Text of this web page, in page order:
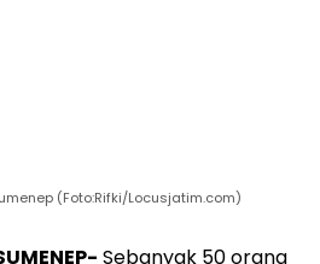
(Foto:Rifki/Locusjatim.com)
Sebanyak 50 orang